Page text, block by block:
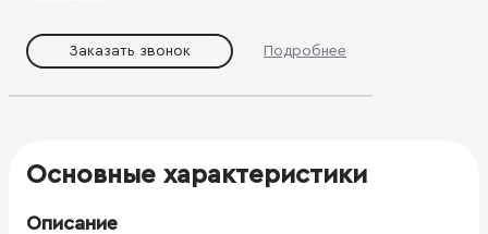
Заказать звонок Подробнее
Основные характеристики
Описание